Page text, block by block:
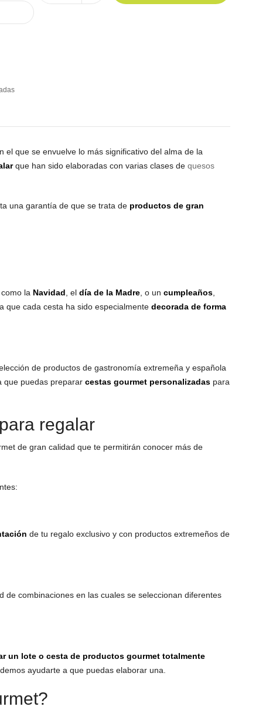
que se envuelve lo más significativo del alma de la
que han sido elaboradas con varias clases de quesos
una garantía de que se trata de productos de gran
la Navidad , el día de la Madre, o un cumpleaños,
que cada cesta ha sido especialmente decorada de forma
de productos de gastronomía extremeña y española
que puedas preparar cestas gourmet personalizadaspara
regalar
de gran calidad que te permitirán conocer más de
de tu regalo exclusivo y con productos extremeños de
de combinaciones en las cuales se seleccionan diferentes
un lote o cesta de productos gourmet totalmente
ayudarte a que puedas elaborar una.